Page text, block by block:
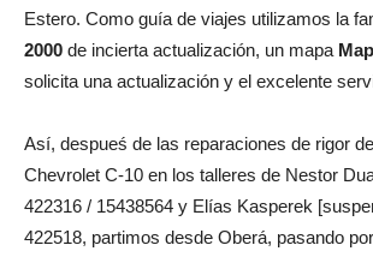
Estero. Como guía de viajes utilizamos la
2000 de incierta actualización, un mapa
solicita una actualización y el excelente
Así, despueś de las reparaciones de rigor
Chevrolet C-10 en los talleres de Nestor
422316 / 15438564 y Elías Kasperek
422518, partimos desde Oberá, pasando